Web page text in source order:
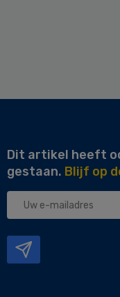
Dit artikel heeft
gestaan. Blijf op
Uw